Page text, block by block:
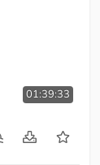
01:39:33